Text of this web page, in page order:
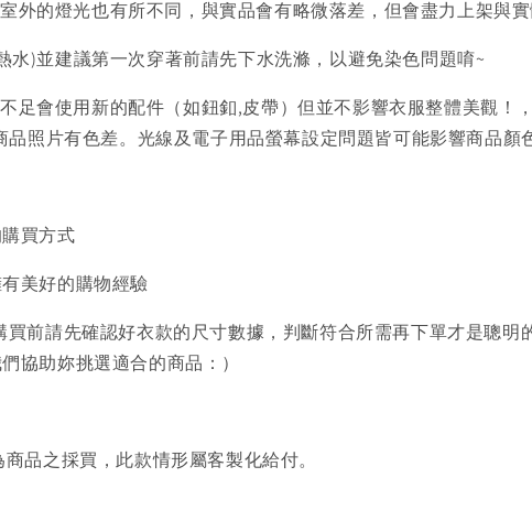
的燈光也有所不同，與實品會有略微落差，但會盡力上架與實
)並建議第一次穿著前請先下水洗滌，以避免染色問題唷~
會使用新的配件（如鈕釦,皮帶）但並不影響衣服整體美觀！
照片有色差。光線及電子用品螢幕設定問題皆可能影響商品顏
買方式
美好的購物經驗
前請先確認好衣款的尺寸數據，判斷符合所需再下單才是聰
協助妳挑選適合的商品：）
品之採買，此款情形屬客製化給付。